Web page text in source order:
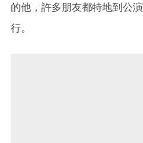
的他，許多朋友都特地到公
行。